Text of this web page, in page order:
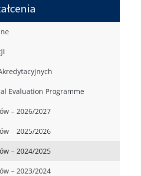
Evaluation Programme
– 2026/2027
– 2025/2026
– 2024/2025
– 2023/2024